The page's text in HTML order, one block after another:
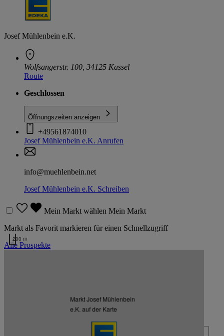
Josef Mühlenbein e.K.
Wolfsangerstr. 100, 34125 Kassel
Route
Geschlossen
Öffnungszeiten anzeigen
+49561874010
Josef Mühlenbein e.K. Anrufen
info@muehlenbein.net
Josef Mühlenbein e.K. Schreiben
Mein Markt wählen Mein Markt
Markt als Favorit markieren für einen Schnellzugriff
Alle Prospekte
Markt Josef Mühlenbein
e.K. auf der Karte
200 m
Zum Newsletter anmelden
Deine E-Mail-Adresse (Pflichtfeld)